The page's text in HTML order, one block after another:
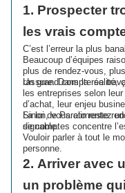
1. Prospecter
les vrais
C’est l’erreur la plus
Beaucoup d’équipes
plus de rendez-vous,
rassure. Dans la réalité,
Un grand compte se
les entreprises selon
d’achat, leur enjeu
Sinon, vous alimentez
signable.
La loi de Pareto reste
de comptes concentre
Vouloir parler à tout le
personne.
2. Arriver avec
un problème